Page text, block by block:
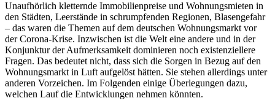
Unaufhörlich kletternde Immobilienpreise und Wohnungsmieten in
den Städten, Leerstände in schrumpfenden Regionen, Blasengefahr
– das waren die Themen auf dem deutschen Wohnungsmarkt vor
der Corona-Krise. Inzwischen ist die Welt eine andere und in der
Konjunktur der Aufmerksamkeit dominieren noch existenziellere
Fragen. Das bedeutet nicht, dass sich die Sorgen in Bezug auf den
Wohnungsmarkt in Luft aufgelöst hätten. Sie stehen allerdings unter
anderen Vorzeichen. Im Folgenden einige Überlegungen dazu,
welchen Lauf die Entwicklungen nehmen könnten.